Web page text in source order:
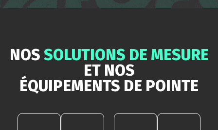
NOS SOLUTIONS DE MESURE
ET NOS
ÉQUIPEMENTS DE POINTE